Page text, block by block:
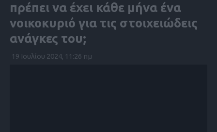
πρέπει να έχει κάθε μήνα ένα
νοικοκυριό για τις στοιχειώδεις
ανάγκες του;
19 Ιουλίου 2024, 11:26 πμ